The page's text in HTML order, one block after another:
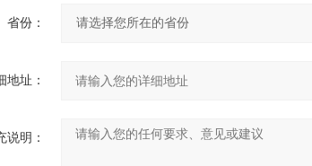
省份：
地址：
说明：